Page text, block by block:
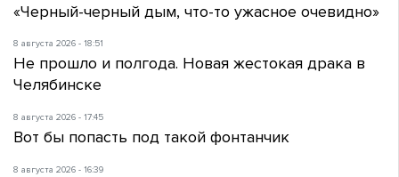
«Черный-черный дым, что-то ужасное очевидно»
8 августа 2026 - 18:51
Не прошло и полгода. Новая жестокая драка в
Челябинске
8 августа 2026 - 17:45
Вот бы попасть под такой фонтанчик
8 августа 2026 - 16:39